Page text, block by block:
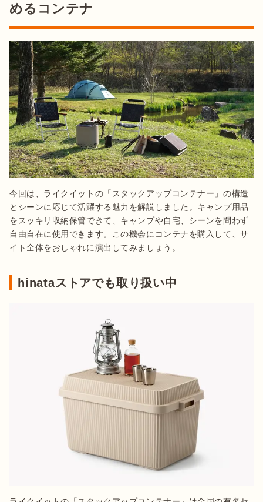
めるコンテナ
今回は、ライクイットの「スタックアップコンテナー」の構造
とシーンに応じて活躍する魅力を解説しました。キャンプ用品
をスッキリ収納保管できて、キャンプや自宅、シーンを問わず
自由自在に使用できます。この機会にコンテナを購入して、サ
イト全体をおしゃれに演出してみましょう。
hinataストアでも取り扱い中